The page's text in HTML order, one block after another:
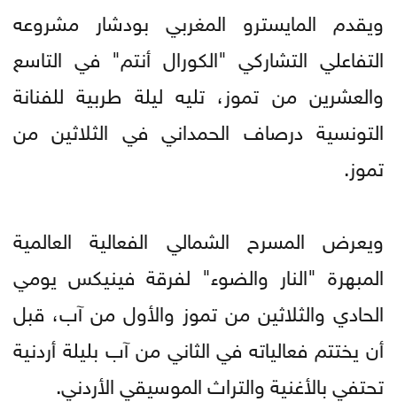
ويقدم المايسترو المغربي بودشار مشروعه
التفاعلي التشاركي "الكورال أنتم" في التاسع
والعشرين من تموز، تليه ليلة طربية للفنانة
التونسية درصاف الحمداني في الثلاثين من
تموز.
ويعرض المسرح الشمالي الفعالية العالمية
المبهرة "النار والضوء" لفرقة فينيكس يومي
الحادي والثلاثين من تموز والأول من آب، قبل
أن يختتم فعالياته في الثاني من آب بليلة أردنية
تحتفي بالأغنية والتراث الموسيقي الأردني.